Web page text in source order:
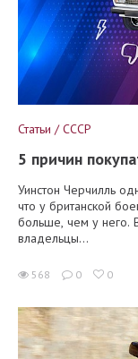
Статьи / СССР
5 причин
Уинстон Черчилль
что у британской
больше, чем у него.
владельцы...
568 0 0